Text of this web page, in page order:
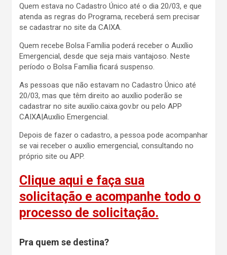
Quem estava no Cadastro Único até o dia 20/03, e que
atenda as regras do Programa, receberá sem precisar
se cadastrar no site da CAIXA.
Quem recebe Bolsa Família poderá receber o Auxílio
Emergencial, desde que seja mais vantajoso. Neste
período o Bolsa Família ficará suspenso.
As pessoas que não estavam no Cadastro Único até
20/03, mas que têm direito ao auxílio poderão se
cadastrar no site auxilio.caixa.gov.br ou pelo APP
CAIXA|Auxílio Emergencial.
Depois de fazer o cadastro, a pessoa pode acompanhar
se vai receber o auxílio emergencial, consultando no
próprio site ou APP.
Clique aqui e faça sua
solicitação e acompanhe todo o
processo de solicitação.
Pra quem se destina?